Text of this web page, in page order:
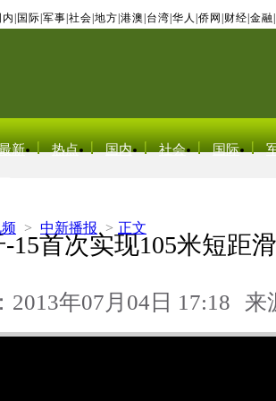
内 国际 军事 社会 地方 港澳 台湾 华人 侨网 财经 金融
新 热点 国内 社会 国际
> 中新播报 > 正文
-15首次实现105米短距
2013年07月04日 17:18 来